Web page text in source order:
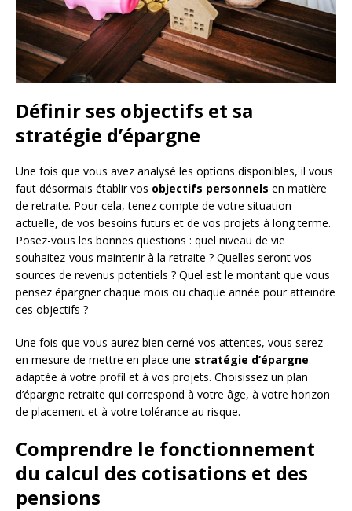
Définir ses objectifs et sa
stratégie d’épargne
Une fois que vous avez analysé les options disponibles, il vous
faut désormais établir vos objectifs personnels en matière
de retraite. Pour cela, tenez compte de votre situation
actuelle, de vos besoins futurs et de vos projets à long terme.
Posez-vous les bonnes questions : quel niveau de vie
souhaitez-vous maintenir à la retraite ? Quelles seront vos
sources de revenus potentiels ? Quel est le montant que vous
pensez épargner chaque mois ou chaque année pour atteindre
ces objectifs ?
Une fois que vous aurez bien cerné vos attentes, vous serez
en mesure de mettre en place une stratégie d’épargne
adaptée à votre profil et à vos projets. Choisissez un plan
d’épargne retraite qui correspond à votre âge, à votre horizon
de placement et à votre tolérance au risque.
Comprendre le fonctionnement
du calcul des cotisations et des
pensions